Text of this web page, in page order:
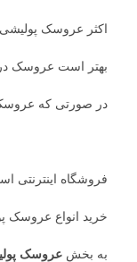
اکثر عروسک
بهتر است عروسک در
در صورتی که عروسک
فروشگاه اینترنتی
خرید انواع عروسک
به بخشعروسک